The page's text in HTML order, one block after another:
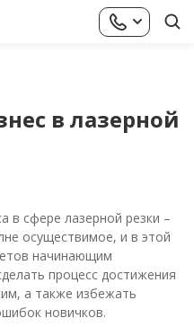
в лазерной
в сфере лазерной резки –
осуществимое, и в этой
начинающим
процесс достижения
а также избежать
новичков.